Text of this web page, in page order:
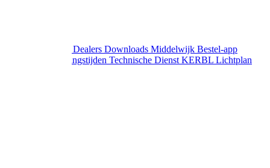
Dealers Downloads Middelwijk Bestel-app
Gewijzigde openingstijden Technische Dienst KERBL Lichtplan